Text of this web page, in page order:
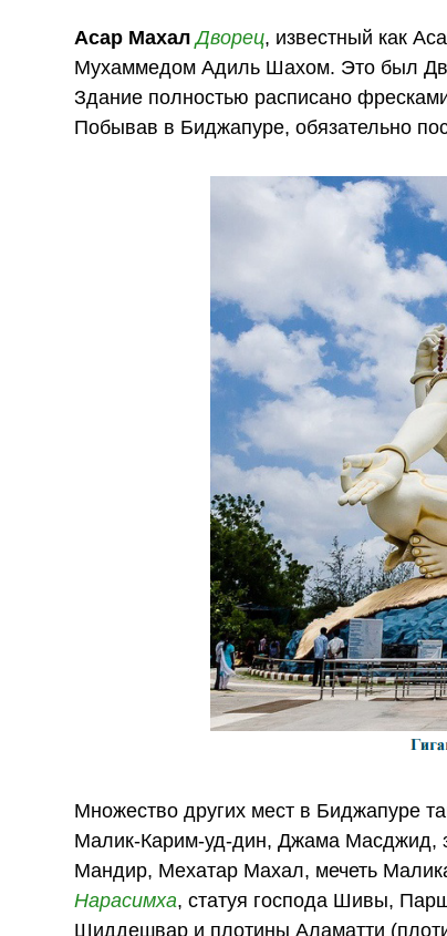
Асар МахалДворец, известный как
Мухаммедом Адиль Шахом. Это был
Здание полностью расписано
Побывав в Биджапуре, обязательно
Множество других мест в Биджапуре
Малик-Карим-уд-дин, Джама Масджид,
Мандир, Мехатар Махал, мечеть
Нарасимха, статуя господа Шивы,
Шиддешвар и плотины Аламатти